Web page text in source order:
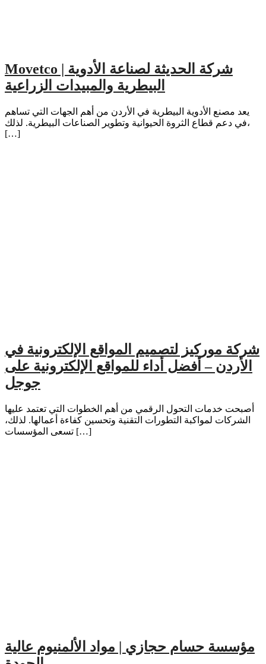
Movetco | شركة الحديثة لصناعة الأدوية
البيطرية والمبيدات الزراعية
يعد مصنع الأدوية البيطرية في الأردن من أهم الجهات التي تساهم
في دعم قطاع الثروة الحيوانية وتطوير الصناعات البيطرية. لذلك،
[…]
شركة موركيز لتصميم المواقع الإلكترونية في
الأردن – أفضل أداء للمواقع الإلكترونية على
جوجل
أصبحت خدمات التحول الرقمي من أهم الخطوات التي تعتمد عليها
الشركات لمواكبة التطورات التقنية وتحسين كفاءة أعمالها. لذلك،
تسعى المؤسسات […]
مؤسسة حسام حجازي | مواد الألمنيوم عالية